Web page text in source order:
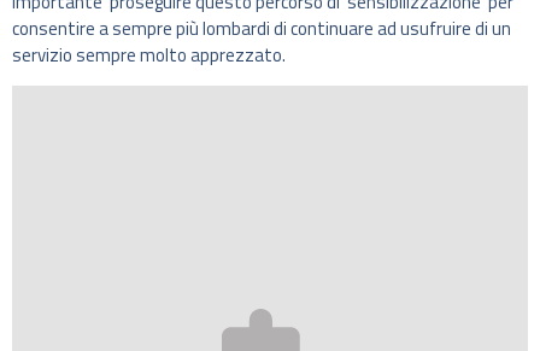
consentire a sempre più lombardi di continuare ad usufruire di un
servizio sempre molto apprezzato.